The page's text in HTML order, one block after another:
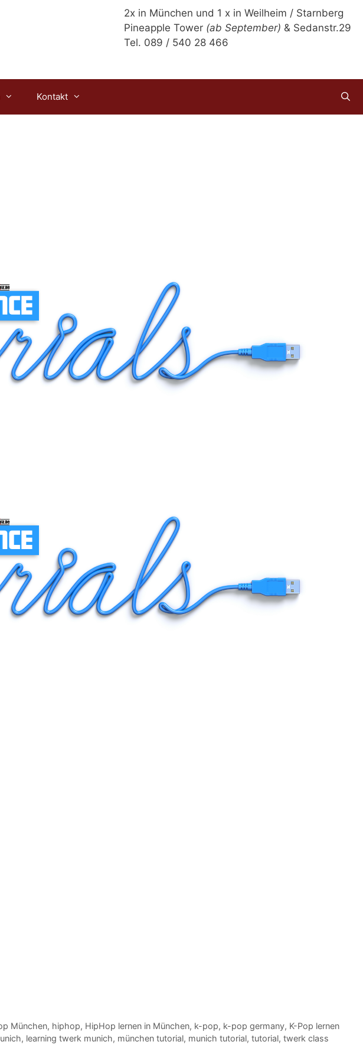
2x in München und 1 x in Weilheim / Starnberg
Pineapple Tower (ab September) & Sedanstr.29
Tel. 089 / 540 28 466
Kontakt
München, hiphop, HipHop lernen in München, k-pop, k-pop germany, K-Pop lernen
, learning twerk munich, münchen tutorial, munich tutorial, tutorial, twerk class